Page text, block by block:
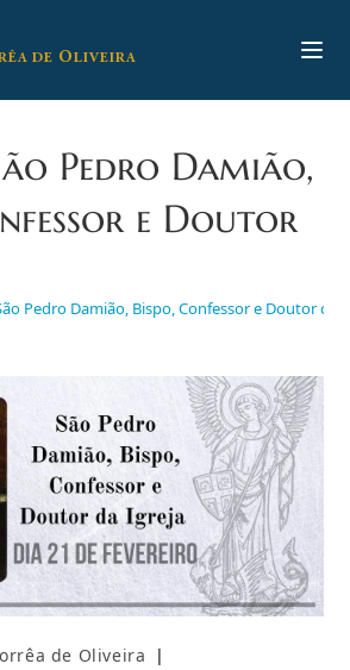
DE OLIVEIRA
Pedro Damião,
e Doutor
Pedro Damião, Bispo, Confessor e Doutor da
de Oliveira